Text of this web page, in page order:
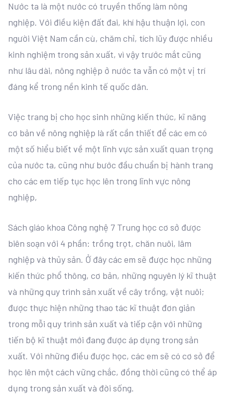
Nước ta là một nước có truyền thống làm nông
nghiệp. Với điều kiện đất đai, khí hậu thuận lợi, con
người Việt Nam cần cù, chăm chỉ, tích lũy được nhiều
kinh nghiệm trong sản xuất, vì vậy trước mắt cũng
như lâu dài, nông nghiệp ở nước ta vẫn có một vị trí
đáng kể trong nền kinh tế quốc dân.
Việc trang bị cho học sinh những kiến thức, kĩ năng
cơ bản về nông nghiệp là rất cần thiết để các em có
một số hiểu biết về một lĩnh vực sản xuất quan trọng
của nước ta, cũng như bước đầu chuẩn bị hành trang
cho các em tiếp tục học lên trong lĩnh vực nông
nghiệp,
Sách giáo khoa Công nghệ 7 Trung học cơ sở được
biên soạn với 4 phần: trồng trọt, chăn nuôi, lâm
nghiệp và thủy sản. Ở đây các em sẽ được học những
kiến thức phổ thông, cơ bản, những nguyên lý kĩ thuật
và những quy trình sản xuất về cây trồng, vật nuôi;
được thực hiện những thao tác kĩ thuật đơn giản
trong mỗi quy trình sản xuất và tiếp cận với những
tiến bộ kĩ thuật mới đang được áp dụng trong sản
xuất. Với những điều được học, các em sẽ có cơ sở để
học lên một cách vững chắc, đồng thời cũng có thể áp
dụng trong sản xuất và đời sống.